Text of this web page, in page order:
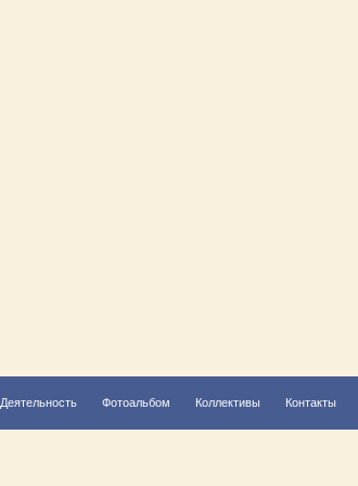
Деятельность Фотоальбом Коллективы Контакты